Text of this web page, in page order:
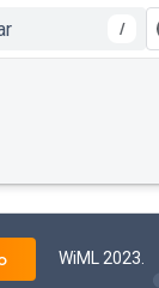
/
WiML 2023.